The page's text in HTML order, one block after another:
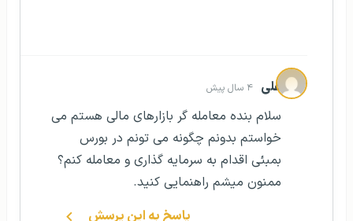
علی ۴ سال پیش
سلام بنده معامله گر بازارهای مالی هستم می
خواستم بدونم چگونه می تونم در بورس
بمبئی اقدام به سرمایه گذاری و معامله کنم؟
ممنون میشم راهنمایی کنید.
پاسخ به این پرسش